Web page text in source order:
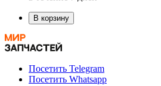
В корзину
Посетить Telegram
Посетить Whatsapp